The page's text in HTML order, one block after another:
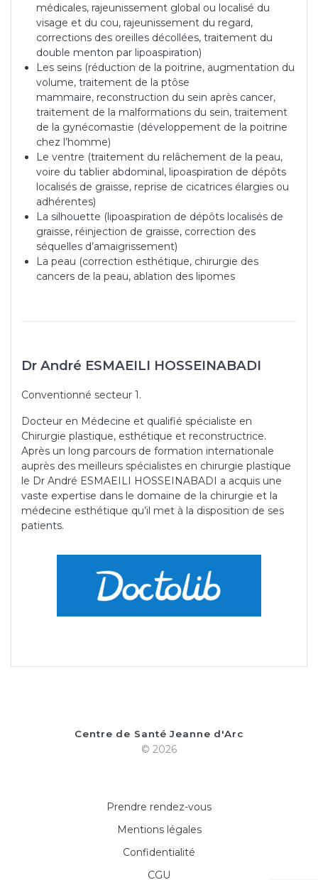
médicales, rajeunissement global ou localisé du
visage et du cou, rajeunissement du regard,
corrections des oreilles décollées, traitement du
double menton par lipoaspiration)
Les seins (réduction de la poitrine, augmentation du
volume, traitement de la ptôse
mammaire, reconstruction du sein après cancer,
traitement de la malformations du sein, traitement
de la gynécomastie (développement de la poitrine
chez l’homme)
Le ventre (traitement du relâchement de la peau,
voire du tablier abdominal, lipoaspiration de dépôts
localisés de graisse, reprise de cicatrices élargies ou
adhérentes)
La silhouette (lipoaspiration de dépôts localisés de
graisse, réinjection de graisse, correction des
séquelles d’amaigrissement)
La peau (correction esthétique, chirurgie des
cancers de la peau, ablation des lipomes
Dr André ESMAEILI HOSSEINABADI
Conventionné secteur 1.
Docteur en Médecine et qualifié spécialiste en
Chirurgie plastique, esthétique et reconstructrice.
Après un long parcours de formation internationale
auprès des meilleurs spécialistes en chirurgie plastique
le Dr André ESMAEILI HOSSEINABADI a acquis une
vaste expertise dans le domaine de la chirurgie et la
médecine esthétique qu’il met à la disposition de ses
patients.
Centre de Santé Jeanne d'Arc
© 2026
Prendre rendez-vous
Mentions légales
Confidentialité
CGU